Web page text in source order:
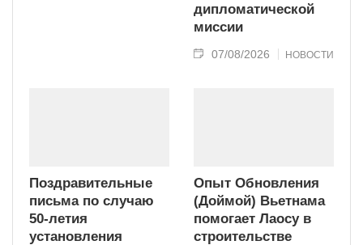
дипломатической
миссии
07/08/2026 НОВОСТИ
Поздравительные
письма по случаю
50-летия
установления
Опыт Обновления
(Доймой) Вьетнама
помогает Лаосу в
строительстве